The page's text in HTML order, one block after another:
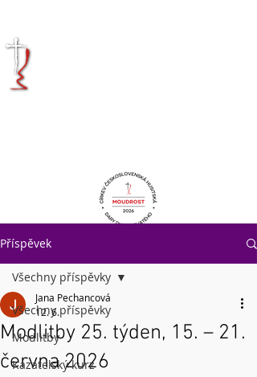
Příspěvek
Všechny příspěvky
Modlitby
Kazatelský kurz
Všechny příspěvky
Modlitby 25. týden, 15. – 21.
června 2026
Jana Pechancová
12. 6.